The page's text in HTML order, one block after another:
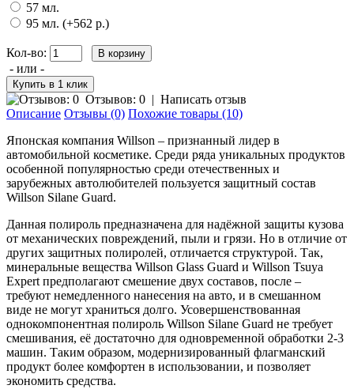
57 мл.
95 мл. (+562 р.)
Кол-во:
- или -
Отзывов: 0 | Написать отзыв
Описание Отзывы (0) Похожие товары (10)
Японская компания Willson – признанный лидер в
автомобильной косметике. Среди ряда уникальных продуктов
особенной популярностью среди отечественных и
зарубежных автолюбителей пользуется защитный состав
Willson Silane Guard.
Данная полироль предназначена для надёжной защиты кузова
от механических повреждений, пыли и грязи. Но в отличие от
других защитных полиролей, отличается структурой. Так,
минеральные вещества Willson Glass Guard и Willson Tsuya
Expert предполагают смешение двух составов, после –
требуют немедленного нанесения на авто, и в смешанном
виде не могут храниться долго. Усовершенствованная
однокомпонентная полироль Willson Silane Guard не требует
смешивания, её достаточно для одновременной обработки 2-3
машин. Таким образом, модернизированный флагманский
продукт более комфортен в использовании, и позволяет
экономить средства.